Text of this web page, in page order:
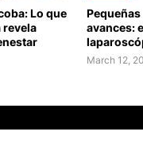
Lo que
revela
avances:
March 12,